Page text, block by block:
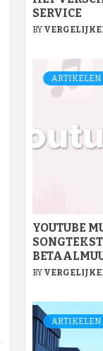
SERVICE
BY
ARTIKELEN
YOUTUBE
BY
ARTIKELEN